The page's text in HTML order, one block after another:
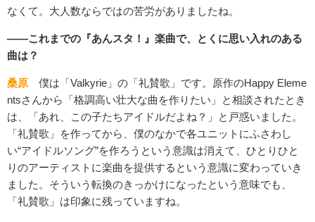
なくて。大人数ならではの苦労がありましたね。
――これまでの『あんスタ！』楽曲で、とくに思い入れのある
曲は？
桑原 僕は「Valkyrie」の「礼賛歌」です。原作のHappy Eleme
ntsさんから「格調高い壮大な曲を作りたい」と相談されたとき
は、「あれ、この子たちアイドルだよね？」と戸惑いました。
「礼賛歌」を作ってから、僕のなかで各ユニットにふさわし
い“アイドルソング”を作ろうという意識は消えて、ひとりひと
りのアーティストに楽曲を提供するという意識に変わっていき
ました。そういう転換のきっかけになったという意味でも、
「礼賛歌」は印象に残っていますね。